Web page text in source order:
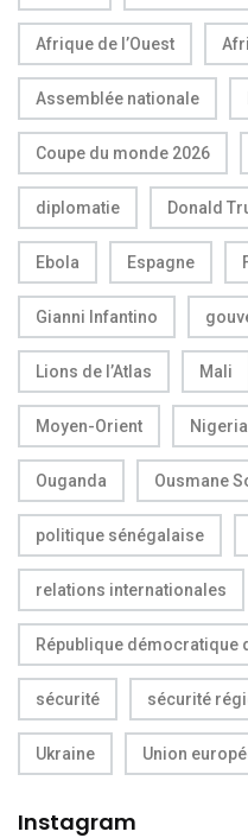
Afrique de l’Ouest
Assemblée nationale
Coupe du monde 2026
diplomatie Donald
Ebola Espagne
Gianni Infantino
Lions de l’Atlas Mali
Moyen-Orient Nigeria
Ouganda Ousmane
politique sénégalaise
relations internationales
République démocratique
sécurité sécurité
Ukraine Union
Instagram